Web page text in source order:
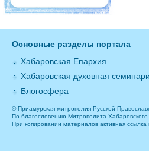
Основные разделы портала
Хабаровская Епархия
Хабаровская духовная
Блогосфера
© Приамурская митрополия Русской
По благословению Митрополита
При копировании материалов активная ссылка